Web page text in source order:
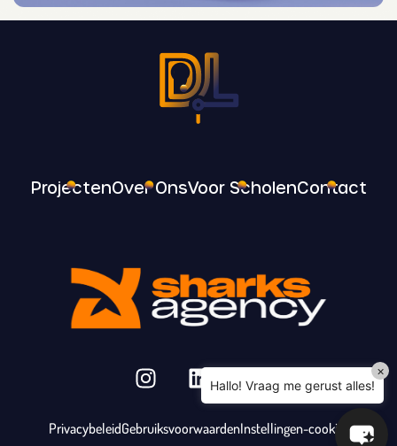
ProjectenOver OnsVoor ScholenContact
PrivacybeleidGebruiksvoorwaardenInstellingen-cookies
Hallo! Vraag me gerust alles!
×